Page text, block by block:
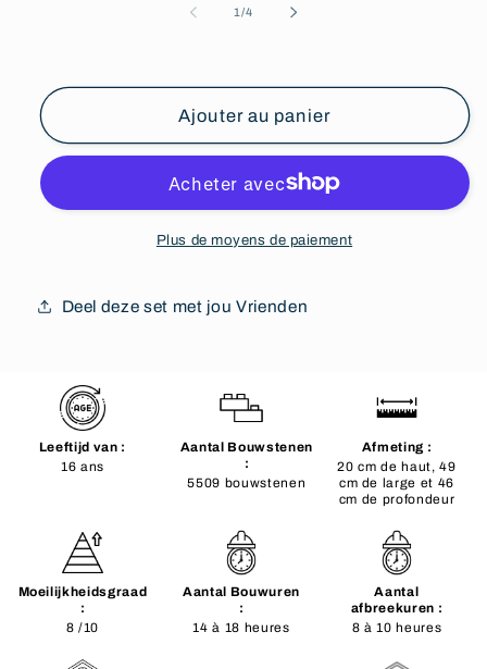
modale
média
modale
1/de
4
Ajouter au panier
Plus de moyens de paiement
Deel deze set met jou Vrienden
Leeftijd van :
16 ans
Aantal Bouwstenen
:
5509 bouwstenen
Afmeting :
20 cm de haut, 49
cm de large et 46
cm de profondeur
Moeilijkheidsgraad
:
8 /10
Aantal Bouwuren
:
14 à 18 heures
Aantal
afbreekuren :
8 à 10 heures